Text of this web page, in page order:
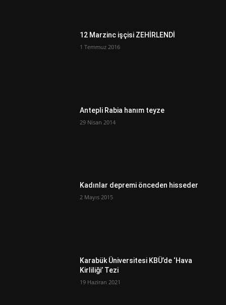
12 Marzinc işçisi ZEHİRLENDİ
1 Temmuz 2016
Antepli Rabia hanım teyze
29 Nisan 2014
Kadınlar depremi önceden hisseder
2 Mayıs 2015
Karabük Üniversitesi KBÜ’de ‘Hava
Kirliliği’ Tezi
19 Haziran 2021